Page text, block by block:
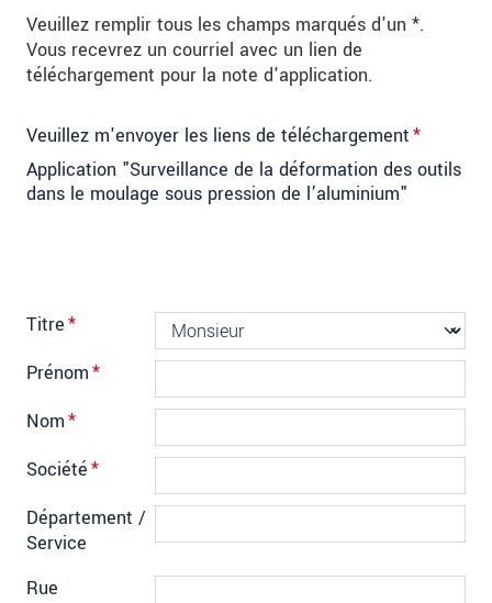
Veuillez remplir tous les champs marqués d'un *.
Vous recevrez un courriel avec un lien de
téléchargement pour la note d'application.
Veuillez m'envoyer les liens de téléchargement*
Application "Surveillance de la déformation des outils
dans le moulage sous pression de l’aluminium"
Titre*
Prénom*
Nom*
Société*
Département /
Service
Rue